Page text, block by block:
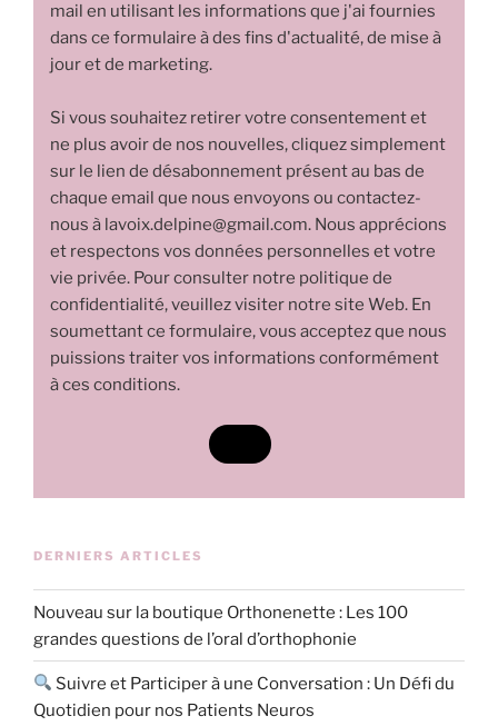
mail en utilisant les informations que j'ai fournies
dans ce formulaire à des fins d'actualité, de mise à
jour et de marketing.
Si vous souhaitez retirer votre consentement et
ne plus avoir de nos nouvelles, cliquez simplement
sur le lien de désabonnement présent au bas de
chaque email que nous envoyons ou contactez-
nous à lavoix.delpine@gmail.com. Nous apprécions
et respectons vos données personnelles et votre
vie privée. Pour consulter notre politique de
confidentialité, veuillez visiter notre site Web. En
soumettant ce formulaire, vous acceptez que nous
puissions traiter vos informations conformément
à ces conditions.
DERNIERS ARTICLES
Nouveau sur la boutique Orthonenette : Les 100
grandes questions de l’oral d’orthophonie
Suivre et Participer à une Conversation : Un Défi du
Quotidien pour nos Patients Neuros